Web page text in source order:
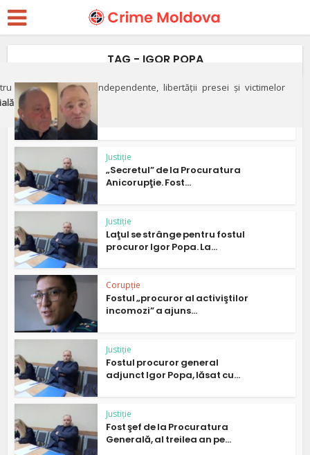
apărarea justiției independente, libertății presei și victimelor
TAG - IGOR POPA
Justiție
Justiție
„Secretul” de la Procuratura
Anicorupţie. Fost...
Justiție
Laţul se strânge pentru fostul
procuror Igor Popa. La...
Corupție
Fostul „procuror al activiştilor
incomozi” a ajuns...
Justiție
Fostul procuror general
adjunct Igor Popa, lăsat cu...
Justiție
Fost şef de la Procuratura
Generală, al treilea an pe...